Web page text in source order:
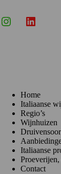
Instagram
Home
Italiaanse
Regio’s
Wijnhuizen
Italiaanse
Contact